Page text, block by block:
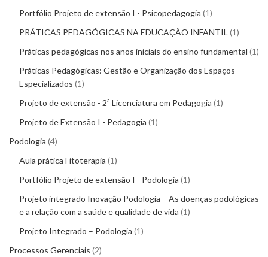
Portfólio Projeto de extensão I - Psicopedagogia 1
PRÁTICAS PEDAGÓGICAS NA EDUCAÇÃO INFANTIL
1
Práticas pedagógicas nos anos iniciais do ensino fundamental 1
Práticas Pedagógicas: Gestão e Organização dos Espaços
Especializados 1
Projeto de extensão - 2ª Licenciatura em Pedagogia 1
Projeto de Extensão I - Pedagogia 1
Podologia 4
Aula prática Fitoterapia 1
Portfólio Projeto de extensão I - Podologia 1
Projeto integrado Inovação Podologia – As doenças podológicas
e a relação com a saúde e qualidade de vida 1
Projeto Integrado – Podologia 1
Processos Gerenciais 2